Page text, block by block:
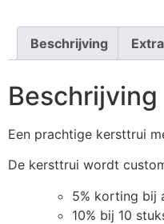
Beschrijving
Beschrijving
Een prachtige kersttrui
De kersttrui wordt
5% korting bij
10% bij 10